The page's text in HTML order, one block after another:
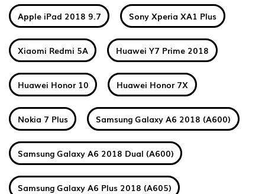
Apple iPad 2018 9.7 Sony Xperia XA1 Plus
Xiaomi Redmi 5A Huawei Y7 Prime 2018
Huawei Honor 10 Huawei Honor 7X
Nokia 7 Plus Samsung Galaxy A6 2018 (A600)
Samsung Galaxy A6 2018 Dual (A600)
Samsung Galaxy A6 Plus 2018 (A605)